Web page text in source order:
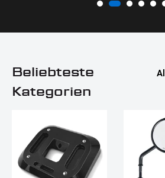
Beliebteste
Kategorien